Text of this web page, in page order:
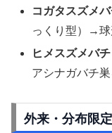
コガタスズメ
っくり型）→球
ヒメスズメバチ
アシナガバチ
外来・分布限